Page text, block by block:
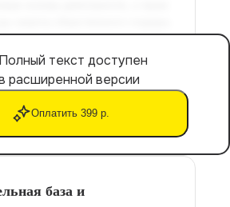
Полный текст доступен
расширенной версии
Оплатить 399 р.
база и